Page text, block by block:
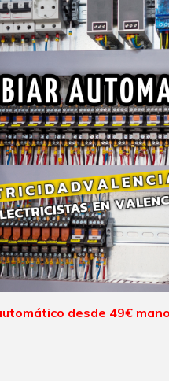
desde 49€